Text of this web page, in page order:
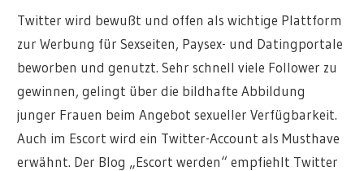
Twitter wird bewußt und offen als wichtige Plattform
zur Werbung für Sexseiten, Paysex- und Datingportale
beworben und genutzt. Sehr schnell viele Follower zu
gewinnen, gelingt über die bildhafte Abbildung
junger Frauen beim Angebot sexueller Verfügbarkeit.
Auch im Escort wird ein Twitter-Account als Musthave
erwähnt. Der Blog „Escort werden“ empfiehlt Twitter